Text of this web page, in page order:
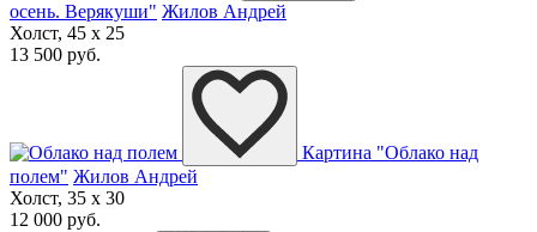
осень. Верякуши" Жилов Андрей
Холст, 45 x 25
13 500 руб.
Картина "Облако над
полем" Жилов Андрей
Холст, 35 x 30
12 000 руб.